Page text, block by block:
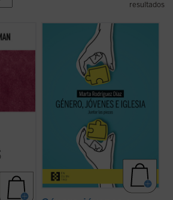
resultados
libro
de los
ser y
las
Alrededor del género se ha abierto una
enorme brecha que separa a padres e
hijos, nietos y abuelos. No hay quien se
entienda y se escuche. En las familias es
motivo de disputa, los hijos no se sienten
acogidos y los padres se frustran ante
(ver ficha)